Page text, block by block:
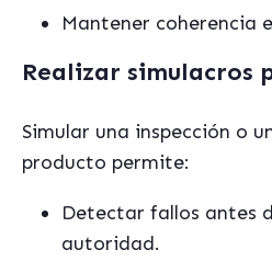
Mantener coherencia
Realizar simulacros
Simular una inspección o
producto permite:
Detectar fallos antes
autoridad.